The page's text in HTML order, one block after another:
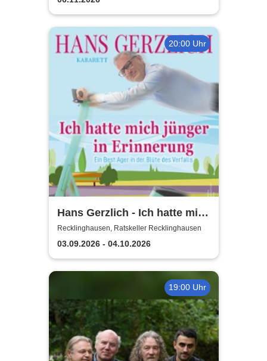
20:00 Uhr
Hans Gerzlich - Ich hatte mich
jünger in Erinnerung
Recklinghausen, Ratskeller Recklinghausen
03.09.2026 - 04.10.2026
19:00 Uhr